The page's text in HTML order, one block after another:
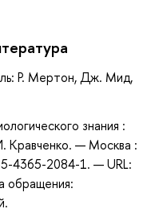
Р. Мертон, Дж. Мид,
знания :
Кравченко. — Москва :
4365-2084-1. — URL: